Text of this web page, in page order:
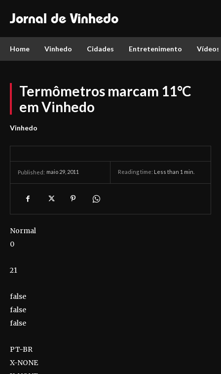
Jornal de Vinhedo
Home Vinhedo Cidades Entretenimento Vídeos
Termômetros marcam 11°C
em Vinhedo
Vinhedo
Published: maio 29, 2011 Reading time: Less than 1 min.
Normal
0
21
false
false
false
PT-BR
X-NONE